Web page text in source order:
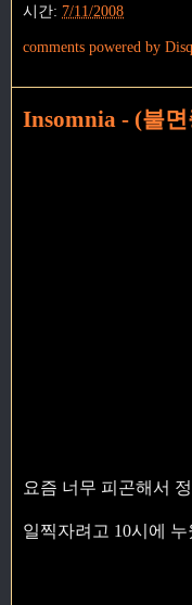
시간: 7/11/2008
comments powered by
Insomnia - (불면
요즘 너무 피곤해서
일찍자려고 10시에 누